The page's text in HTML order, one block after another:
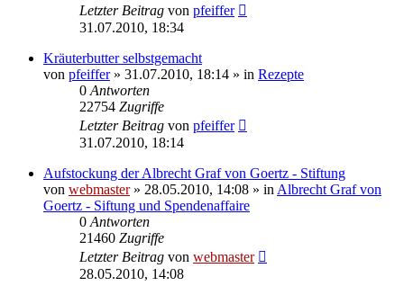
Letzter Beitrag von pfeiffer
31.07.2010, 18:34
Kräuterbutter selbstgemacht
von pfeiffer» 31.07.2010, 18:14 » in Rezepte
0 Antworten
22754 Zugriffe
Letzter Beitrag von pfeiffer
31.07.2010, 18:14
Aufstockung der Albrecht Graf von Goertz - Stiftung
von webmaster» 28.05.2010, 14:08 » in Albrecht Graf von
Goertz - Siftung und Spendenaffaire
0 Antworten
21460 Zugriffe
Letzter Beitrag von webmaster
28.05.2010, 14:08